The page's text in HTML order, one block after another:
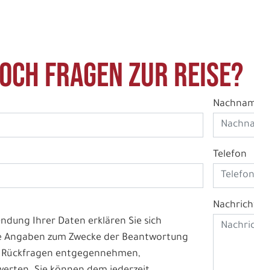
Fragen zur Reise?
Telefon
Ihrer Daten erklären Sie sich
zum Zwecke der Beantwortung
entgegennehmen,